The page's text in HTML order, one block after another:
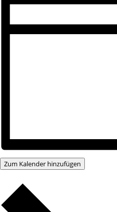
Zum Kalender hinzufügen